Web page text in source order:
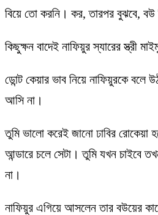
বিয়ে তো করনি। কর, তারপর বুঝবে, বউ
কিছুক্ষন বাদেই নাফিয়ুর স্যারের স্ত্রী
ডোন্ট কেয়ার ভাব নিয়ে নাফিয়ুরকে
আসি না।
তুমি ভালো করেই জানো ঢাবির
আন্ডারে চলে সেটা। তুমি যখন
না।
নাফিয়ুর এগিয়ে আসলেন তার বউয়ের